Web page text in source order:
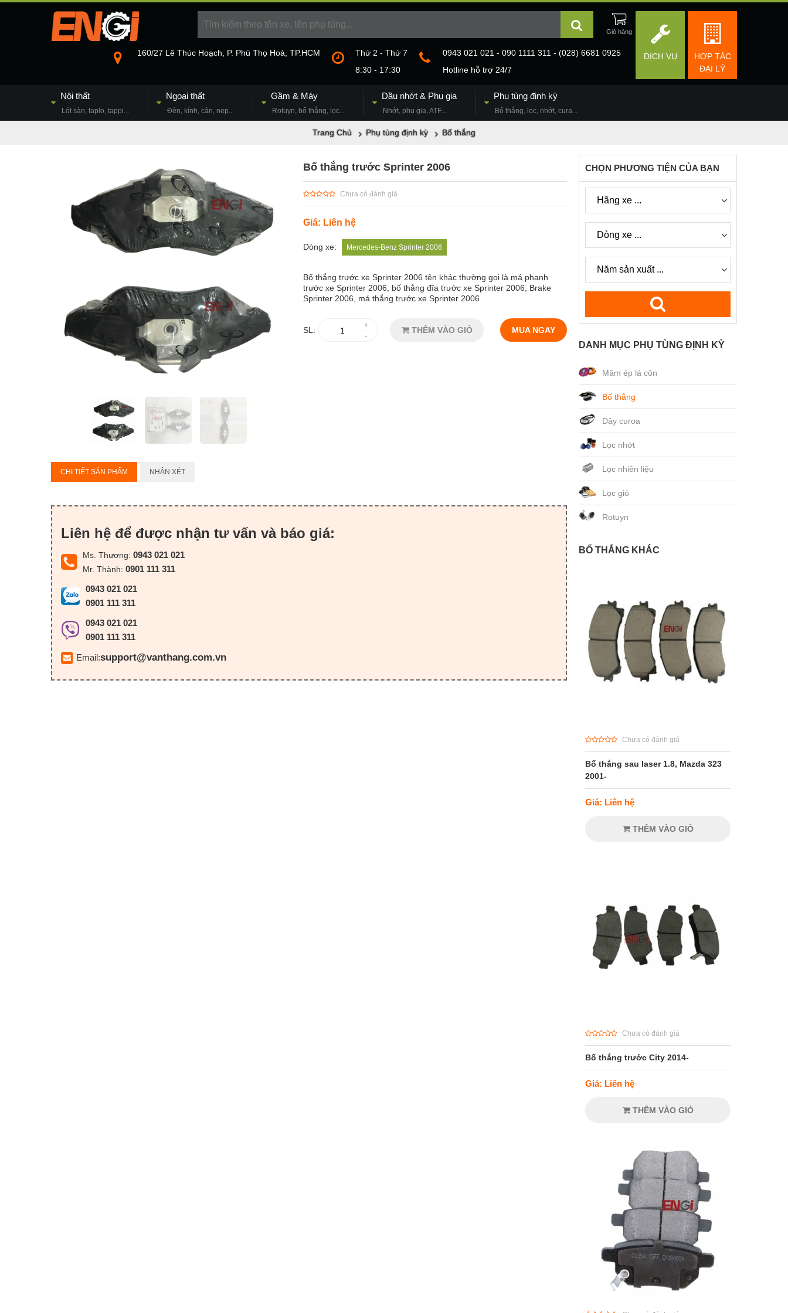
HỢP TÁC
ĐẠI LÝ
DỊCH VỤ
160/27 Lê Thúc Hoạch, P. Phú Thọ Hoà, TP.HCM
Thứ 2 - Thứ 7
8:30 - 17:30
0943 021 021 - 090 1111 311 - (028) 6681 0925
Hotline hỗ trợ 24/7
Nội thất
Lót sàn, taplo, tappi...
Ngoại thất
Đèn, kính, cản, nẹp...
Gầm & Máy
Rotuyn, bố thắng, lọc...
Dầu nhớt & Phụ gia
Nhớt, phụ gia, ATF...
Phụ tùng định kỳ
Bố thắng, lọc, nhớt, cura...
Trang Chủ Phụ tùng định kỳ Bố thắng
Bố thắng trước Sprinter 2006
Chưa có đánh giá
Giá: Liên hệ
Dòng xe: Mercedes-Benz Sprinter 2006
Bố thắng trước xe Sprinter 2006 tên khác thường gọi là má phanh
trước xe Sprinter 2006, bố thắng đĩa trước xe Sprinter 2006, Brake
Sprinter 2006, má thắng trước xe Sprinter 2006
SL:
+
-
THÊM VÀO GIỎ MUA NGAY
CHI TIẾT SẢN PHẨM NHẬN XÉT
Liên hệ để được nhận tư vấn và báo giá:
Ms. Thương: 0943 021 021
Mr. Thành: 0901 111 311
0943 021 021
0901 111 311
0943 021 021
0901 111 311
Email:support@vanthang.com.vn
CHỌN PHƯƠNG TIỆN CỦA BẠN
DANH MỤC PHỤ TÙNG ĐỊNH KỲ
Mâm ép lá côn
Bố thắng
Dây curoa
Lọc nhớt
Lọc nhiên liệu
Lọc gió
Rotuyn
BỐ THẮNG KHÁC
Chưa có đánh giá
Bố thắng sau laser 1.8, Mazda 323
2001-
Giá: Liên hệ
THÊM VÀO GIỎ
Chưa có đánh giá
Bố thắng trước City 2014-
Giá: Liên hệ
THÊM VÀO GIỎ